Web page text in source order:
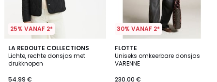
25% VANAF 2*
LA REDOUTE COLLECTIONS
Lichte, rechte donsjas met
drukknopen
54.99 €
4.7
/ 5
2
Kleuren
30% VANAF 2*
FLOTTE
Uniseks omkeerbare donsjas
VARENNE
230.00 €